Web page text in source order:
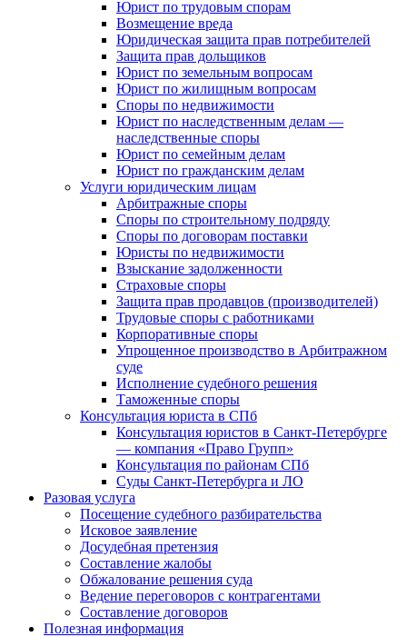
Юрист по трудовым спорам
Возмещение вреда
Юридическая защита прав потребителей
Защита прав дольщиков
Юрист по земельным вопросам
Юрист по жилищным вопросам
Споры по недвижимости
Юрист по наследственным делам —
наследственные споры
Юрист по семейным делам
Юрист по гражданским делам
Услуги юридическим лицам
Арбитражные споры
Споры по строительному подряду
Споры по договорам поставки
Юристы по недвижимости
Взыскание задолженности
Страховые споры
Защита прав продавцов (производителей)
Трудовые споры с работниками
Корпоративные споры
Упрощенное производство в Арбитражном
суде
Исполнение судебного решения
Таможенные споры
Консультация юриста в СПб
Консультация юристов в Санкт-Петербурге
— компания «Право Групп»
Консультация по районам СПб
Суды Санкт-Петербурга и ЛО
Разовая услуга
Посещение судебного разбирательства
Исковое заявление
Досудебная претензия
Составление жалобы
Обжалование решения суда
Ведение переговоров с контрагентами
Составление договоров
Полезная информация